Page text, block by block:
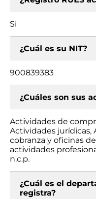
Si
¿Cuál es su NIT?
900839383
¿Cuáles son sus
Actividades de
Actividades jurídicas,
cobranza y oficinas
actividades
n.c.p.
¿Cuál es el
registra?